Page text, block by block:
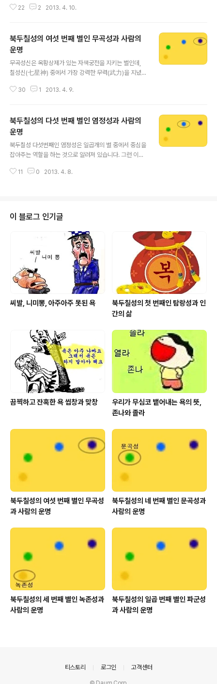
星神)의 흔적은 불교에 흡수되고 미신(迷信)이라고 외면
서운 장수가 나오는데 이 장수가 바로 파군성신(破軍星
세계를 엉망진창으로 만들어 놓고 지상으로 도망쳐 옵니
다. 이러한 손오공을 잡기 위해서 파군성신은 옥황상제(玉
皇上帝)로 부터 명을받아 천군(天軍)과 함께 구름을 타고
내려 옵니다. 이런 내용에서도 보이듯이 파군성신은 하늘
의 군대를 지휘하여 삼라만상(森羅萬象)에 있는 모든 악
적(惡敵)들을 토벌하는 별 입니다. 전쟁의 숭패를 주관하
22 2 2013. 4. 10.
북두칠성의 여섯 번째 별인 무곡성과 사람의
운명
무곡성신은 옥황상제가 있는 자색궁전을 지키는 별인데,
칠성신(七星神) 중에서 가장 강력한 무력(武力)을 지녔으
獄)에 가두기도 합니다. 언제나 옥황상제의 곁에서 명을 수
무곡성은 오른손에는 옥황상제가 내려준 보인(寶印)을 들
고 있는데 이 보인은 사람의 수명 연장과 벽사의 능력을 상
징 하는 듯 합니다. 무곡성신은 천둥과 번개를 일으키면서
천체의 모든 별들을 호령하며 질서를 잡기도 합니다. 그래
고 있기 때문에 모든 천체가 조화롭게 균형이 잘 이루어져
30 1 2013. 4. 9.
북두칠성의 다섯 번째 별인 염정성과 사람의
운명
북두칠성 다섯번째인 염정성은 일곱개의 별 중에서 중심을
잡아주는 역할을 하는 것으로 알려져 있습니다. 그런 이유
하는 별로서 매우 공정하고 한쪽으로 치우치는 것을 경계
뜻이기도 합니다. 이러한 염정성의 정기를 받아서 태어나
는 사람은 성품이 곧고, 올바르기 때문에 사회적인 지도층
이 되어야 할 사람인 것입니다. 염정성의 정기를 받은 사람
이 정치를 하면 세종대왕과 같은 성군(聖君)이 되기도 하
고 공무원이 된다면 고위직에 올라 이름을 떨치게 되기도
합니다. 일반 사람이라면 효자(孝子)와 효녀..
11 0 2013. 4. 8.
이 블로그 인기글
씨발, 니미뽕, 아주아주 못된 욕
북두칠성의 첫 번째인 탐랑성과 인
간의 삶
끔찍하고 잔혹한 욕 씹창과 맞창
우리가 무심코 뱉어내는 욕의 뜻,
존나와 졸라
북두칠성의 여섯 번째 별인 무곡성
과 사람의 운명
북두칠성의 네 번째 별인 문곡성과
사람의 운명
북두칠성의 세 번째 별인 녹존성과
사람의 운명
북두칠성의 일곱 번째 별인 파군성
과 사람의 운명
티스토리 로그인 고객센터